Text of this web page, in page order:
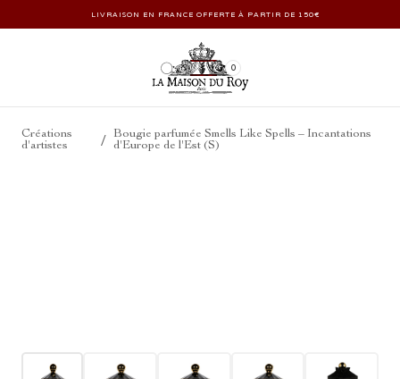
LIVRAISON EN FRANCE OFFERTE À PARTIR DE 150€
0
Créations
d'artistes
/
Bougie parfumée Smells Like Spells – Incantations
d'Europe de l'Est (S)